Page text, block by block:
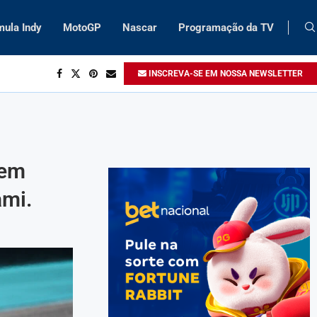
Indy MotoGP Nascar Programação da TV
INSCREVA-SE EM NOSSA NEWSLETTER